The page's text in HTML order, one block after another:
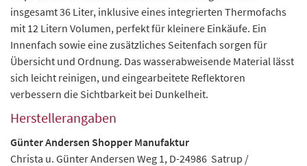
insgesamt 36 Liter, inklusive eines integrierten Thermofachs
mit 12 Litern Volumen, perfekt für kleinere Einkäufe. Ein
Innenfach sowie eine zusätzliches Seitenfach sorgen für
Übersicht und Ordnung. Das wasserabweisende Material lässt
sich leicht reinigen, und eingearbeitete Reflektoren
verbessern die Sichtbarkeit bei Dunkelheit.
Herstellerangaben
Günter Andersen Shopper Manufaktur
Christa u. Günter Andersen Weg 1, D-24986 Satrup /